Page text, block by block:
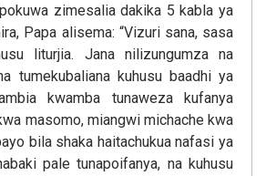
zimesalia dakika 5 kabla ya
Papa alisema: “Vizuri sana, sasa
liturjia. Jana nilizungumza na
tumekubaliana kuhusu baadhi ya
kwamba tunaweza kufanya
masomo, miangwi michache kwa
bila shaka haitachukua nafasi ya
pale tunapoifanya, na kuhusu